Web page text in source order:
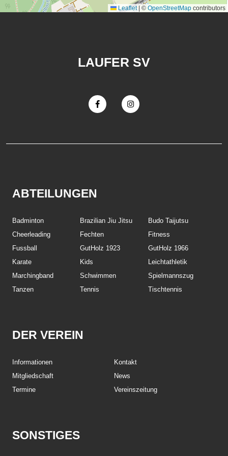
Leaflet |© OpenStreetMap contributors
LAUFER SV
ABTEILUNGEN
Badminton Brazilian Jiu Jitsu
Budo Taijutsu
Cheerleading
Fechten
Fitness
Fussball
GutHolz 1923
GutHolz 1966
Karate
Kids
Leichtathletik
Marchingband
Schwimmen
Spielmannszug
Tanzen
Tennis Tischtennis
DER VEREIN
Informationen
Kontakt
Mitgliedschaft
News
Termine
Vereinszeitung
SONSTIGES